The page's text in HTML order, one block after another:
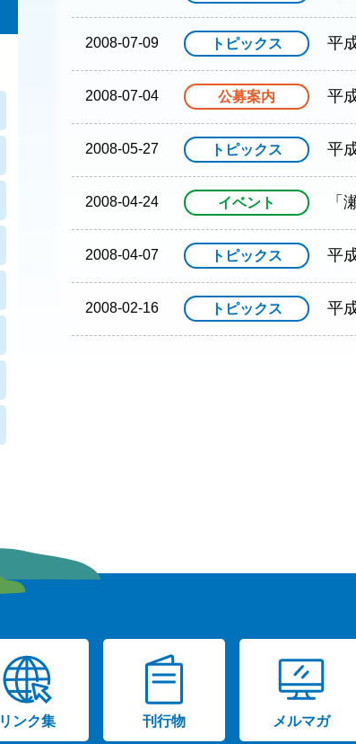
所在地・アクセス
2008-07-09 トピックス 平
2008-07-04 公募案内 平
2008-05-27 トピックス 平
2008-04-24 イベント 「
2008-04-07 トピックス 平
2008-02-16 トピックス 平
リンク集 刊行物 メルマガ